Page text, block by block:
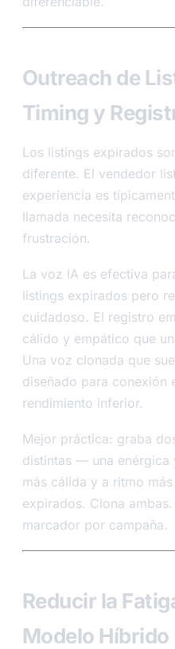
Outreach de
Timing y
Los listings expirados
diferente. El vendedor
experiencia es
llamada necesita
frustración.
La voz IA es efectiva
listings expirados pero
cuidadoso. El registro
cálido y empático que
Una voz clonada que
diseñado para conexión
rendimiento inferior.
Mejor práctica: graba
distintas — una enérgica
más cálida y a ritmo
expirados. Clona
marcador por campaña.
Reducir la
Modelo Híbrido